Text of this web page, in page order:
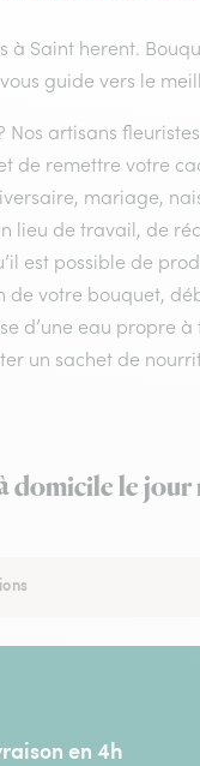
Saint herent.
guide vers le
artisans
de remettre votre
mariage,
lieu de travail, de
est possible de
votre bouquet,
d’une eau propre
un sachet de
domicile le
en 4h